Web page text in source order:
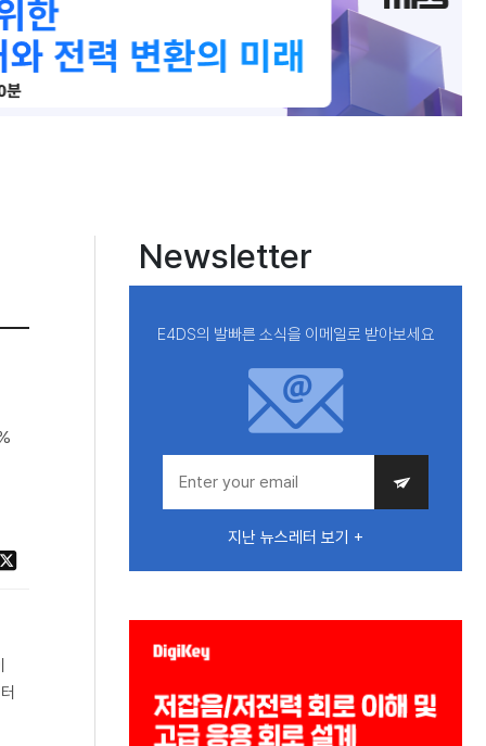
Newsletter
E4DS의 발빠른 소식을 이메일로 받아보세요
지난 뉴스레터 보기 +